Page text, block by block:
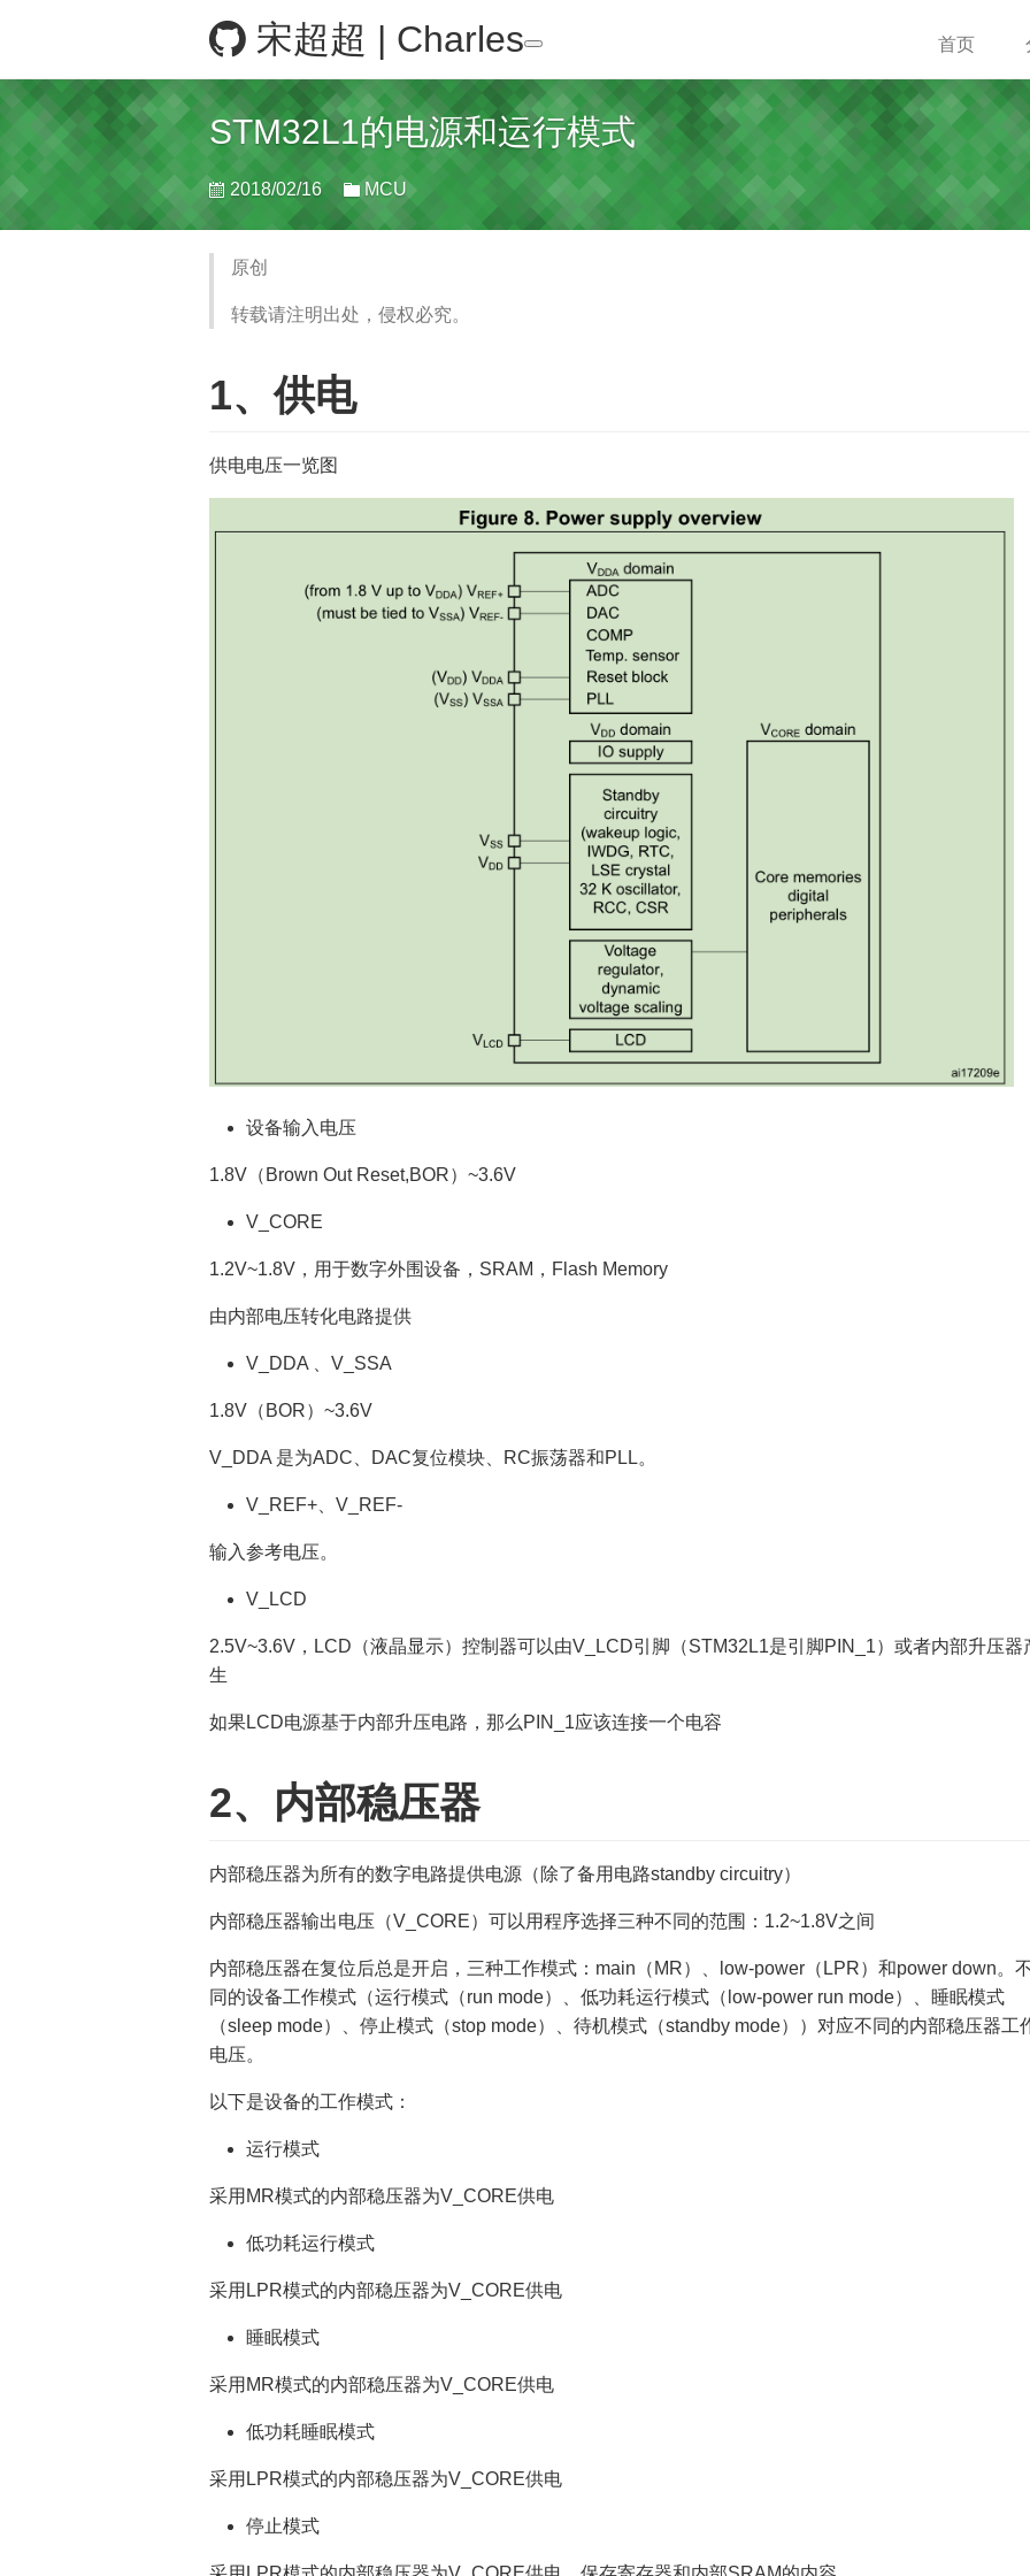
宋超超 | Charles 首页
STM32L1的电源和运行模式
2018/02/16 MCU
原创
转载请注明出处，侵权必究。
1、供电
供电电压一览图
设备输入电压
1.8V（Brown Out Reset,BOR）~3.6V
V_CORE
1.2V~1.8V，用于数字外围设备，SRAM，Flash Memory
由内部电压转化电路提供
V_DDA 、V_SSA
1.8V（BOR）~3.6V
V_DDA 是为ADC、DAC复位模块、RC振荡器和PLL。
V_REF+、V_REF-
输入参考电压。
V_LCD
2.5V~3.6V，LCD（液晶显示）控制器可以由V_LCD引脚（STM32L1是引脚PIN_1）或者内部升压器
生
如果LCD电源基于内部升压电路，那么PIN_1应该连接一个电容
2、内部稳压器
内部稳压器为所有的数字电路提供电源（除了备用电路standby circuitry）
内部稳压器输出电压（V_CORE）可以用程序选择三种不同的范围：1.2~1.8V之间
内部稳压器在复位后总是开启，三种工作模式：main（MR）、low-power（LPR）和power down。
同的设备工作模式（运行模式（run mode）、低功耗运行模式（low-power run mode）、睡眠模式
（sleep mode）、停止模式（stop mode）、待机模式（standby mode））对应不同的内部稳压器工
电压。
以下是设备的工作模式：
运行模式
采用MR模式的内部稳压器为V_CORE供电
低功耗运行模式
采用LPR模式的内部稳压器为V_CORE供电
睡眠模式
采用MR模式的内部稳压器为V_CORE供电
低功耗睡眠模式
采用LPR模式的内部稳压器为V_CORE供电
停止模式